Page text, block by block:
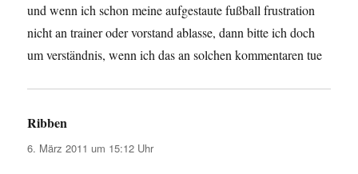
und wenn ich schon meine aufgestaute fußball frustration
nicht an trainer oder vorstand ablasse, dann bitte ich doch
um verständnis, wenn ich das an solchen kommentaren tue
Ribben
6. März 2011 um 15:12 Uhr